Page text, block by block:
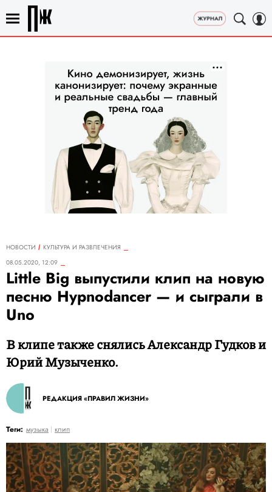
НОВОСТИ
КУЛЬТУРА И РАЗВЛЕЧЕНИЯ
08.05.2020, 12:09
Little Big выпустили клип на новую
песню Hypnodancer — и сыграли в
Uno
В клипе также снялись Александр Гудков и
Юрий Музыченко.
РЕДАКЦИЯ «ПРАВИЛ ЖИЗНИ»
Теги: музыка клип